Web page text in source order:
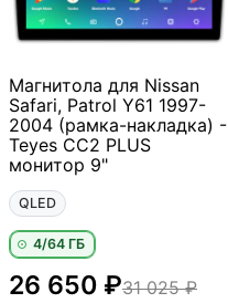
Магнитола для Nissan
Safari, Patrol Y61 1997-
2004 (рамка-накладка) -
Teyes CC2 PLUS
монитор 9"
QLED
4/64 ГБ
31 025 ₽
26 650 ₽